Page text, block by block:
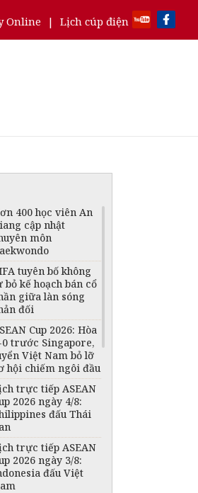
Online | Lịch cúp điện
400 học viên An
cập nhật
môn
tuyên bố không
bỏ kế hoạch bán cổ
giữa làn sóng
đối
Cup 2026: Hòa
0 trước Singapore,
Việt Nam bỏ lỡ
hội chiếm ngôi đầu
trực tiếp ASEAN
2026 ngày 4/8:
đấu Thái
trực tiếp ASEAN
2026 ngày 3/8:
đấu Việt